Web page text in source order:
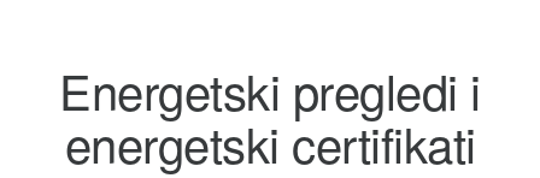
Energetski pregledi i
energetski certifikati